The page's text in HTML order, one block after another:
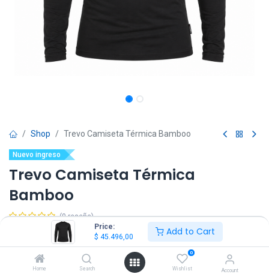
Price:
$ 45.496,00 Add to Cart
Home Search
0
Wishlist Account
Shop Trevo Camiseta Térmica Bamboo
Nuevo ingreso
Trevo Camiseta Térmica
Bamboo
(0 reseña)
45.496,00 IVA Incluido